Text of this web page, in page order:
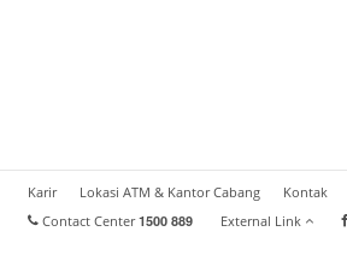
Karir Lokasi ATM & Kantor Cabang
Kontak
Contact Center1500 889 External Link